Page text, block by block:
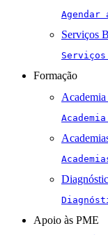
Serviços
Formação
Apoio às PME